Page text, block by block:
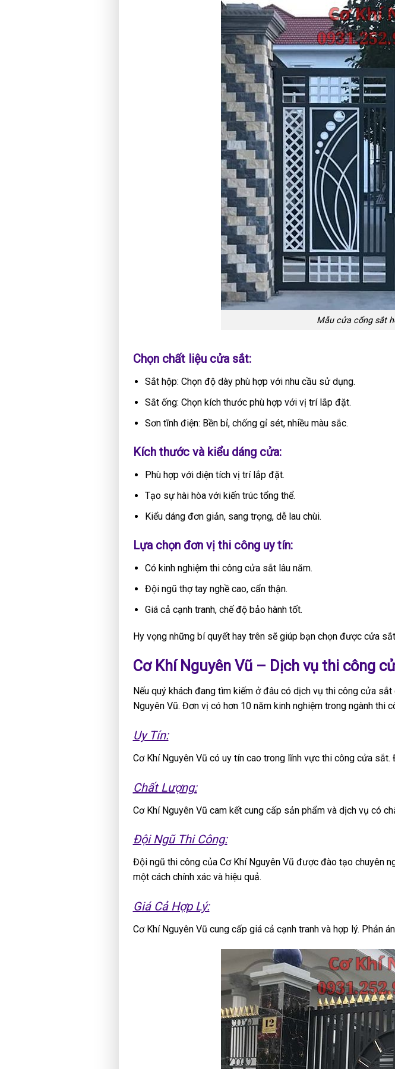
Mẫu cửa cổng sắt
Chọn chất liệu cửa sắt:
Sắt hộp: Chọn độ dày phù hợp với nhu cầu sử dụng.
Sắt ống: Chọn kích thước phù hợp với vị trí lắp đặt.
Sơn tĩnh điện: Bền bỉ, chống gỉ sét, nhiều màu sắc.
Kích thước và kiểu dáng cửa:
Phù hợp với diện tích vị trí lắp đặt.
Tạo sự hài hòa với kiến trúc tổng thể.
Kiểu dáng đơn giản, sang trọng, dễ lau chùi.
Lựa chọn đơn vị thi công uy tín:
Có kinh nghiệm thi công cửa sắt lâu năm.
Đội ngũ thợ tay nghề cao, cẩn thận.
Giá cả cạnh tranh, chế độ bảo hành tốt.
Hy vọng những bí quyết hay trên sẽ giúp bạn chọn được cửa
Cơ Khí Nguyên Vũ – Dịch vụ thi công
Nếu quý khách đang tìm kiếm ở đâu có dịch vụ thi công cửa
Nguyên Vũ. Đơn vị có hơn 10 năm kinh nghiệm trong ngành
Uy Tín:
Cơ Khí Nguyên Vũ có uy tín cao trong lĩnh vực thi công cửa
Chất Lượng:
Cơ Khí Nguyên Vũ cam kết cung cấp sản phẩm và dịch vụ có
Đội Ngũ Thi Công:
Đội ngũ thi công của Cơ Khí Nguyên Vũ được đào tạo chuyên
một cách chính xác và hiệu quả.
Giá Cả Hợp Lý:
Cơ Khí Nguyên Vũ cung cấp giá cả cạnh tranh và hợp lý. Phản